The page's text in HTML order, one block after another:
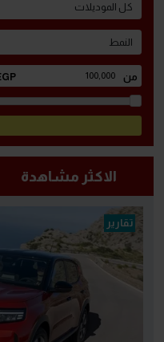
كل الموديلات
النمط
الاكثر مشاهدة
تقارير